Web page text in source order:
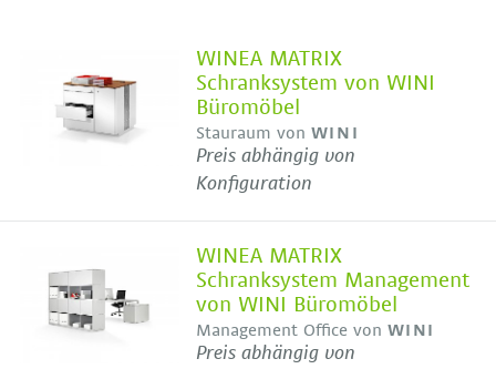
WINEA MATRIX
Schranksystem von WINI
Büromöbel
Stauraum von WINI
Preis abhängig von
Konfiguration
WINEA MATRIX
Schranksystem Management
von WINI Büromöbel
Management Office von WINI
Preis abhängig von